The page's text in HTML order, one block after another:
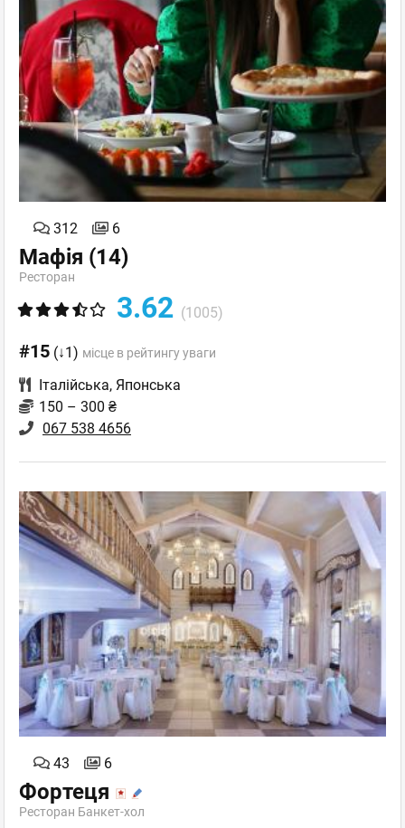
312 6
Мафія (14)
Ресторан
3.62 (1005)
#15 (↓1) місце в рейтингу уваги
Італійська, Японська
150 – 300 ₴
067 538 4656
43 6
Фортеця
Ресторан Банкет-хол